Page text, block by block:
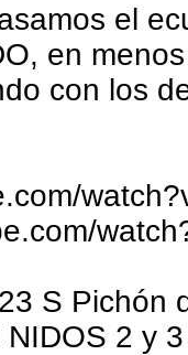
el
en
con los
S Pichón
2 y 3